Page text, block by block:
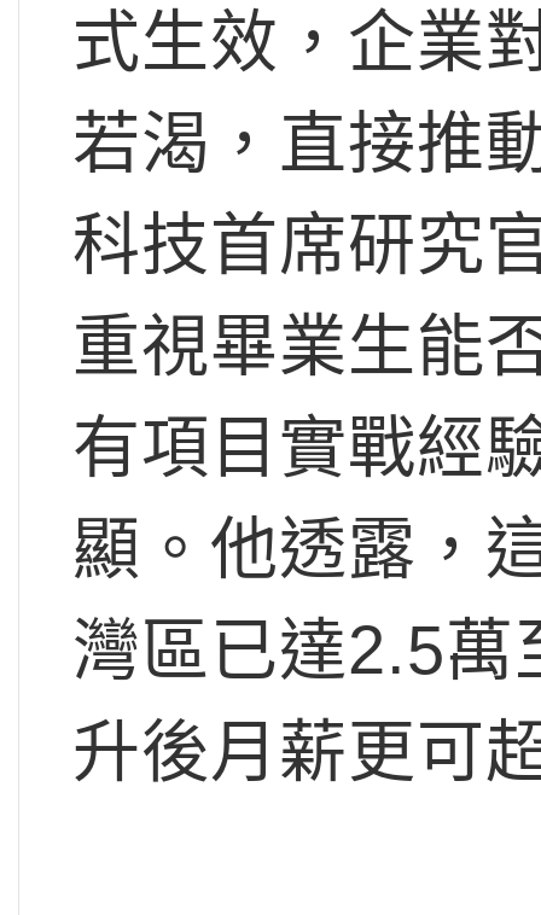
式生效，企業
若渴，直接推
科技首席研究
重視畢業生能
有項目實戰經
顯。他透露，
灣區已達2.5萬
升後月薪更可